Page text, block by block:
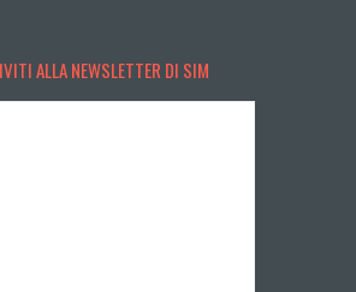
ALLA NEWSLETTER DI SIM